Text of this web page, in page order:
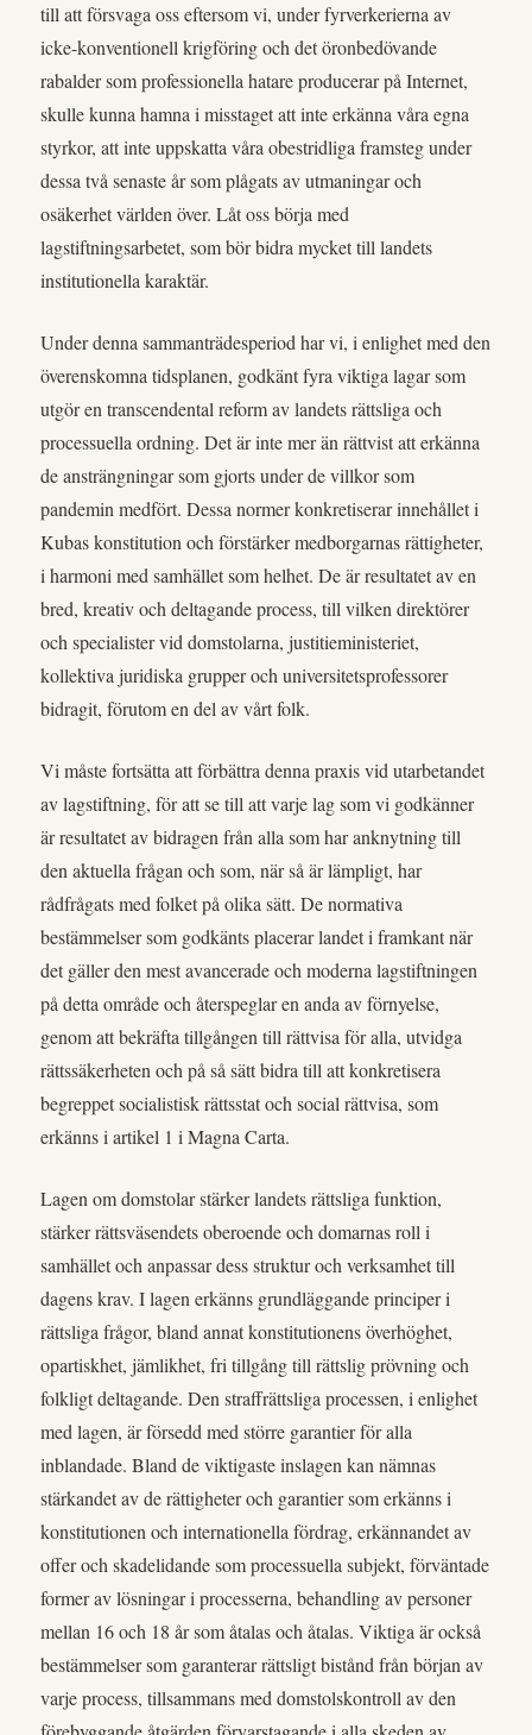
till att försvaga oss eftersom vi, under fyrverkerierna av
icke-konventionell krigföring och det öronbedövande
rabalder som professionella hatare producerar på Internet,
skulle kunna hamna i misstaget att inte erkänna våra egna
styrkor, att inte uppskatta våra obestridliga framsteg under
dessa två senaste år som plågats av utmaningar och
osäkerhet världen över. Låt oss börja med
lagstiftningsarbetet, som bör bidra mycket till landets
institutionella karaktär.
Under denna sammanträdesperiod har vi, i enlighet med den
överenskomna tidsplanen, godkänt fyra viktiga lagar som
utgör en transcendental reform av landets rättsliga och
processuella ordning. Det är inte mer än rättvist att erkänna
de ansträngningar som gjorts under de villkor som
pandemin medfört. Dessa normer konkretiserar innehållet i
Kubas konstitution och förstärker medborgarnas rättigheter,
i harmoni med samhället som helhet. De är resultatet av en
bred, kreativ och deltagande process, till vilken direktörer
och specialister vid domstolarna, justitieministeriet,
kollektiva juridiska grupper och universitetsprofessorer
bidragit, förutom en del av vårt folk.
Vi måste fortsätta att förbättra denna praxis vid utarbetandet
av lagstiftning, för att se till att varje lag som vi godkänner
är resultatet av bidragen från alla som har anknytning till
den aktuella frågan och som, när så är lämpligt, har
rådfrågats med folket på olika sätt. De normativa
bestämmelser som godkänts placerar landet i framkant när
det gäller den mest avancerade och moderna lagstiftningen
på detta område och återspeglar en anda av förnyelse,
genom att bekräfta tillgången till rättvisa för alla, utvidga
rättssäkerheten och på så sätt bidra till att konkretisera
begreppet socialistisk rättsstat och social rättvisa, som
erkänns i artikel 1 i Magna Carta.
Lagen om domstolar stärker landets rättsliga funktion,
stärker rättsväsendets oberoende och domarnas roll i
samhället och anpassar dess struktur och verksamhet till
dagens krav. I lagen erkänns grundläggande principer i
rättsliga frågor, bland annat konstitutionens överhöghet,
opartiskhet, jämlikhet, fri tillgång till rättslig prövning och
folkligt deltagande. Den straffrättsliga processen, i enlighet
med lagen, är försedd med större garantier för alla
inblandade. Bland de viktigaste inslagen kan nämnas
stärkandet av de rättigheter och garantier som erkänns i
konstitutionen och internationella fördrag, erkännandet av
offer och skadelidande som processuella subjekt, förväntade
former av lösningar i processerna, behandling av personer
mellan 16 och 18 år som åtalas och åtalas. Viktiga är också
bestämmelser som garanterar rättsligt bistånd från början av
varje process, tillsammans med domstolskontroll av den